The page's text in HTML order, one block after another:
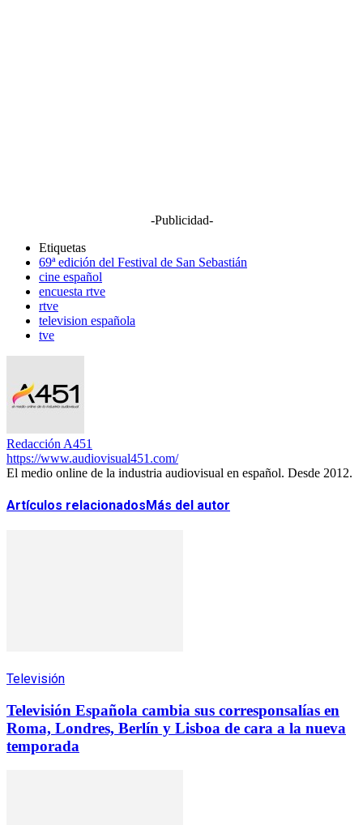
-Publicidad-
Etiquetas
69ª edición del Festival de San Sebastián
cine español
encuesta rtve
rtve
television española
tve
Redacción A451
https://www.audiovisual451.com/
El medio online de la industria audiovisual en español. Desde 2012.
Artículos relacionadosMás del autor
Televisión
Televisión Española cambia sus corresponsalías en
Roma, Londres, Berlín y Lisboa de cara a la nueva
temporada